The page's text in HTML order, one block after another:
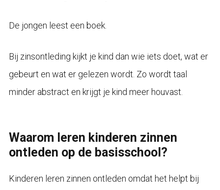
De jongen leest een boek.
Bij zinsontleding kijkt je kind dan wie iets doet, wat er
gebeurt en wat er gelezen wordt. Zo wordt taal
minder abstract en krijgt je kind meer houvast.
Waarom leren kinderen zinnen
ontleden op de basisschool?
Kinderen leren zinnen ontleden omdat het helpt bij